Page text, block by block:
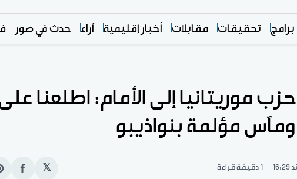
برامج تحقيقات مقابلات أخبار إقليمية آراء حدث في صور
موريتانيا إلى الأمام: اطلعنا
ومآس مؤلمة بنواذيبو
1 دقيقة قراءة 𝕏
انشر